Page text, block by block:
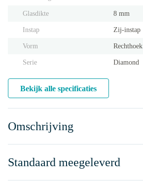
Glasdikte 8 mm
Instap Zij-instap
Vorm Rechthoek
Serie Diamond
Bekijk alle specificaties
Omschrijving
Standaard meegeleverd